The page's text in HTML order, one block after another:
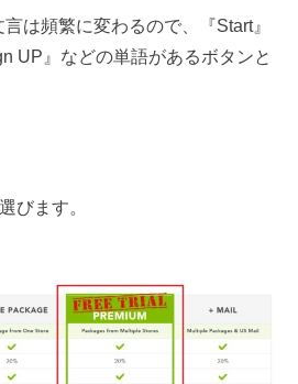
言は頻繁に変わるので、『Start』
UP』などの単語があるボタンと
びます。